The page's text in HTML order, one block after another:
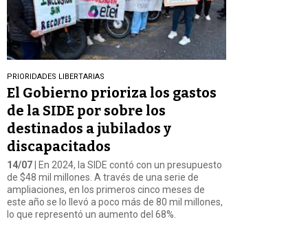
PRIORIDADES LIBERTARIAS
El Gobierno prioriza los gastos
de la SIDE por sobre los
destinados a jubilados y
discapacitados
14/07 | En 2024, la SIDE contó con un presupuesto
de $48 mil millones. A través de una serie de
ampliaciones, en los primeros cinco meses de
este año se lo llevó a poco más de 80 mil millones,
lo que representó un aumento del 68%.